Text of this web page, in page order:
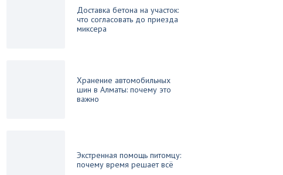
Доставка бетона на участок:
что согласовать до приезда
миксера
Хранение автомобильных
шин в Алматы: почему это
важно
Экстренная помощь питомцу:
почему время решает всё